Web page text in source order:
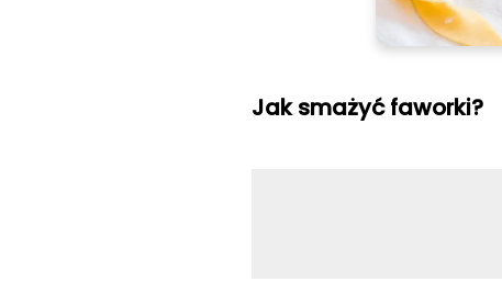
Jak smażyć faworki?